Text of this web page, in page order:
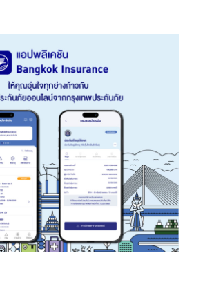
อง ซึ่งเชื่อว่าจะสามารถตอบโจทย์การใช้
งดี และหลังเรียนจบหลักสูตรจะรับใบ
ต่อยอดความสำเร็จในชีวิตได้
องแบรนด์ เพื่อตอกย้ำความเชื่อมั่นทางธุรกิจ